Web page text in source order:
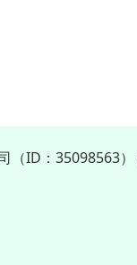
ID：35098563）